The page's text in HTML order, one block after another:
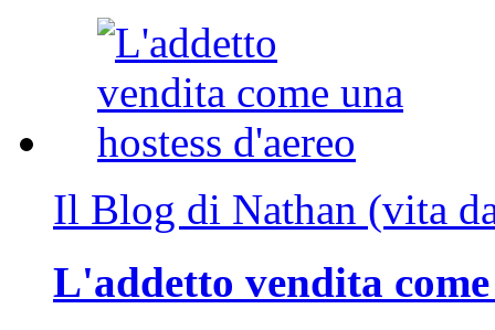
Il Blog di Nathan (vita
L'addetto vendita